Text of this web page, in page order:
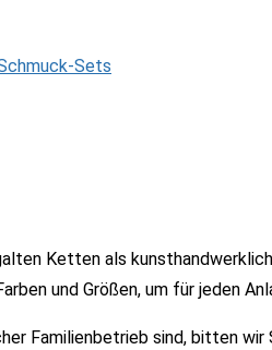
Sets
Ketten als
und Größen, um für jeden
Familienbetrieb sind, bitten